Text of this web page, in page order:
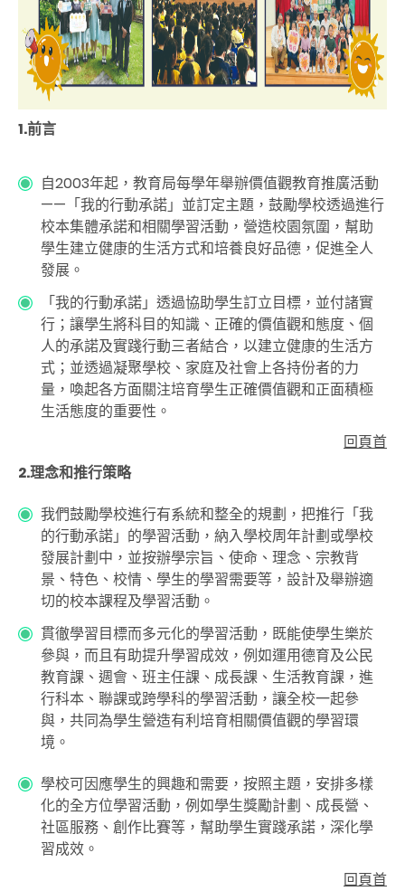
1.前言
自2003年起，教育局每學年舉辦價值觀教育推廣活動
—— 「我的行動承諾」並訂定主題，鼓勵學校透過進行
校本集體承諾和相關學習活動，營造校園氛圍，幫助
學生建立健康的生活方式和培養良好品德，促進全人
發展。
「我的行動承諾」透過協助學生訂立目標，並付諸實
行；讓學生將科目的知識、正確的價值觀和態度、個
人的承諾及實踐行動三者結合，以建立健康的生活方
式；並透過凝聚學校、家庭及社會上各持份者的力
量，喚起各方面關注培育學生正確價值觀和正面積極
生活態度的重要性。
回頁首
2.理念和推行策略
我們鼓勵學校進行有系統和整全的規劃，把推行「我
的行動承諾」的學習活動，納入學校周年計劃或學校
發展計劃中，並按辦學宗旨、使命、理念、宗教背
景、特色、校情、學生的學習需要等，設計及舉辦適
切的校本課程及學習活動。
貫徹學習目標而多元化的學習活動，既能使學生樂於
參與，而且有助提升學習成效，例如運用德育及公民
教育課、週會、班主任課、成長課、生活教育課，進
行科本、聯課或跨學科的學習活動，讓全校一起參
與，共同為學生營造有利培育相關價值觀的學習環
境。
學校可因應學生的興趣和需要，按照主題，安排多樣
化的全方位學習活動，例如學生獎勵計劃、成長營、
社區服務、創作比賽等，幫助學生實踐承諾，深化學
習成效。
回頁首